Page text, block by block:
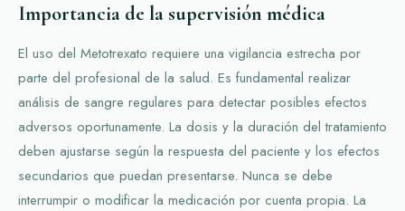
Importancia de la supervisión médica
El uso del Metotrexato requiere una vigilancia estrecha por
parte del profesional de la salud. Es fundamental realizar
análisis de sangre regulares para detectar posibles efectos
adversos oportunamente. La dosis y la duración del tratamiento
deben ajustarse según la respuesta del paciente y los efectos
secundarios que puedan presentarse. Nunca se debe
interrumpir o modificar la medicación por cuenta propia. La